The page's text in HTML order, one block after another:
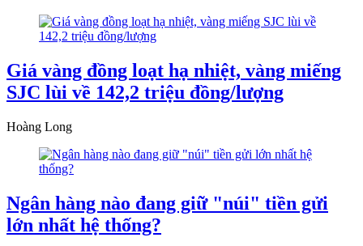
Giá vàng đồng loạt hạ nhiệt, vàng miếng
SJC lùi về 142,2 triệu đồng/lượng
Hoàng Long
Ngân hàng nào đang giữ "núi" tiền gửi
lớn nhất hệ thống?